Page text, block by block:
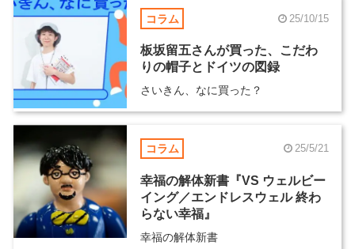
コラム 25/10/15
板坂留五さんが買った、こだわ
りの帽子とドイツの図録
さいきん、なに買った？
コラム 25/5/21
幸福の解体新書『VS ウェルビー
イング／エンドレスウェル 終わ
らない幸福』
幸福の解体新書